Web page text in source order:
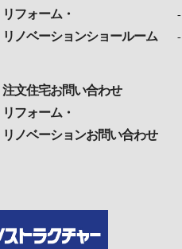
リフォーム・
リノベーションショールーム
注文住宅お問い合わせ
リフォーム・
リノベーションお問い合わせ